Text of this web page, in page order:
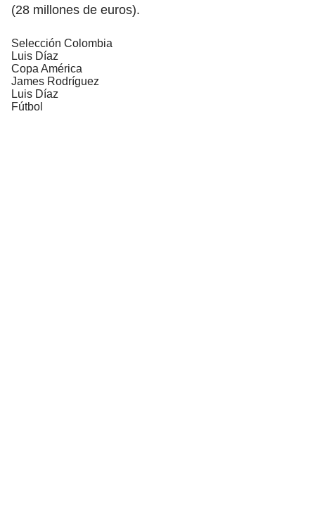
(28 millones de euros).
Selección Colombia
Luis Díaz
Copa América
James Rodríguez
Luis Díaz
Fútbol